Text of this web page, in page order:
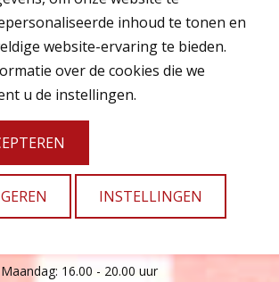
naar een gratis uitrijkaart!
Wezep
8091 CZ Wezep
038 - 45 80 330
Maandag: 16.00 - 20.00 uur
inhoud te tonen en
website-ervaring te bieden.
over de cookies die we
u de instellingen.
INSTELLINGEN